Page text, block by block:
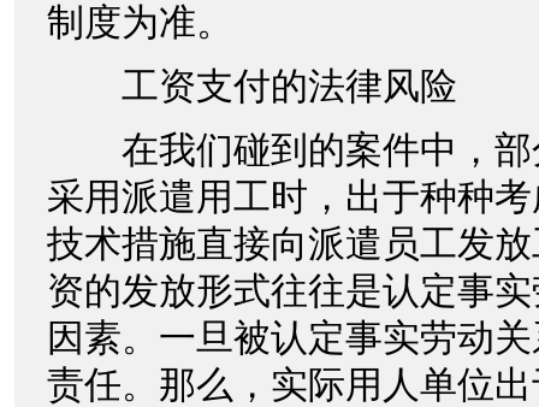
制度为准。
工资支付的法律风险
在我们碰到的案件中，部
采用派遣用工时，出于种种
技术措施直接向派遣员工发
资的发放形式往往是认定事
因素。一旦被认定事实劳动
责任。那么，实际用人单位